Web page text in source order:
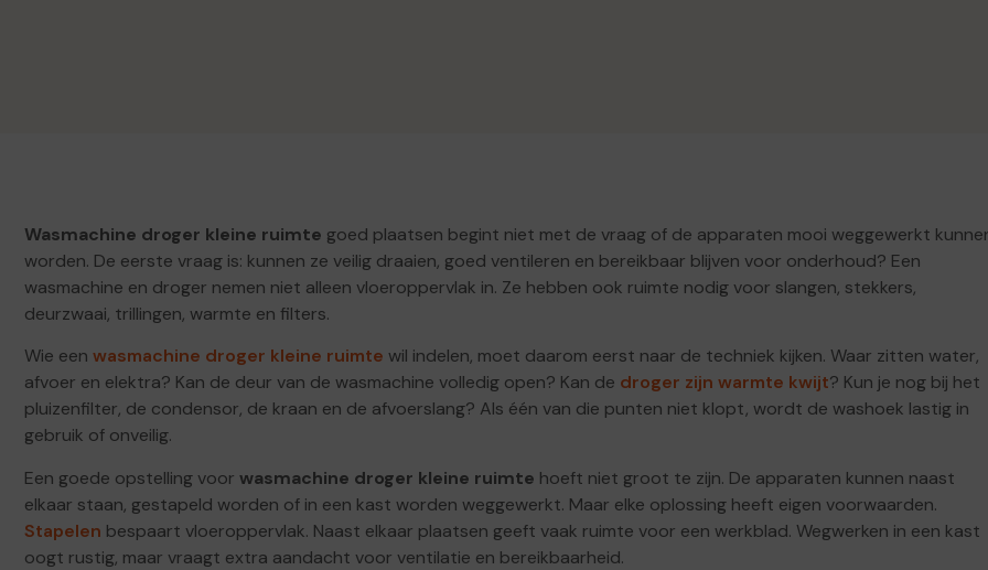
Wasmachine droger kleine ruimte goed plaatsen begint niet met de vraag of de apparaten mooi weggewerkt
worden. De eerste vraag is: kunnen ze veilig draaien, goed ventileren en bereikbaar blijven voor onderhoud? Een
wasmachine en droger nemen niet alleen vloeroppervlak in. Ze hebben ook ruimte nodig voor slangen, stekkers,
deurzwaai, trillingen, warmte en filters.
Wie een wasmachine droger kleine ruimte wil indelen, moet daarom eerst naar de techniek kijken. Waar zitten water,
afvoer en elektra? Kan de deur van de wasmachine volledig open? Kan de droger zijn warmte kwijt? Kun je nog bij het
pluizenfilter, de condensor, de kraan en de afvoerslang? Als één van die punten niet klopt, wordt de washoek lastig in
gebruik of onveilig.
Een goede opstelling voor wasmachine droger kleine ruimte hoeft niet groot te zijn. De apparaten kunnen naast
elkaar staan, gestapeld worden of in een kast worden weggewerkt. Maar elke oplossing heeft eigen voorwaarden.
Stapelen bespaart vloeroppervlak. Naast elkaar plaatsen geeft vaak ruimte voor een werkblad. Wegwerken in een kast
oogt rustig, maar vraagt extra aandacht voor ventilatie en bereikbaarheid.